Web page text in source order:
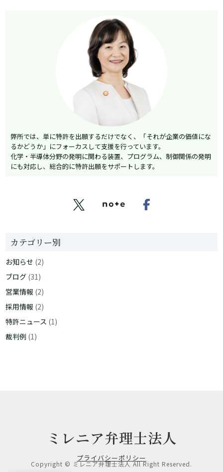
弊所では、単に特許を出願するだけでなく、「それが企業の価値にな
るかどうか」にフォーカスして支援を行っています。
化学・半導体分野の発明に関わる装置、プログラム、制御関係の発明
にも対応し、総合的に特許出願をサポートします。
 
カテゴリー別
お知らせ (2)
ブログ (31)
営業情報 (2)
採用情報 (2)
特許ニュース (1)
裁判例 (1)
ックリストへと進みます。 部分意匠とは 図面の描き方（実線／破
線） 活用シーンとメリット 関連意匠・画像意匠との使い分け 出願
のコツ（権利範囲設計） ありがちな失敗例 出願前チェックリスト
まとめ・ご相談 部分意匠とは...
ミレニア弁理士法人
プライバシーポリシー
Copyright © ミレニア弁理士法人 All Right Reserved.